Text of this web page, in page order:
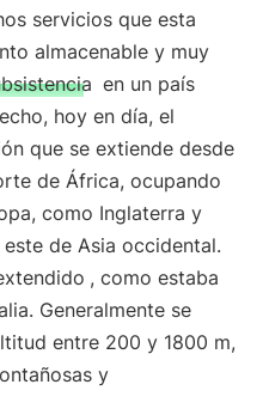
servicios que esta
almacenable y muy
en un país
hoy en día, el
que se extiende desde
de África, ocupando
como Inglaterra y
de Asia occidental.
, como estaba
Generalmente se
entre 200 y 1800 m,
y